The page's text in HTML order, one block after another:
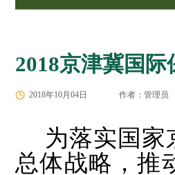
2018京津冀国
2018年10月04日 作者：管理员
为落实国家
总体战略，推